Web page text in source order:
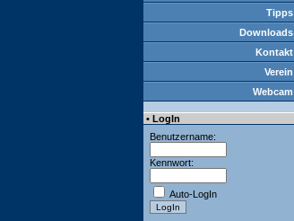
Tipps
Downloads
Kontakt
Verein
Webcam
• LogIn
Benutzername:
Kennwort:
Auto-LogIn